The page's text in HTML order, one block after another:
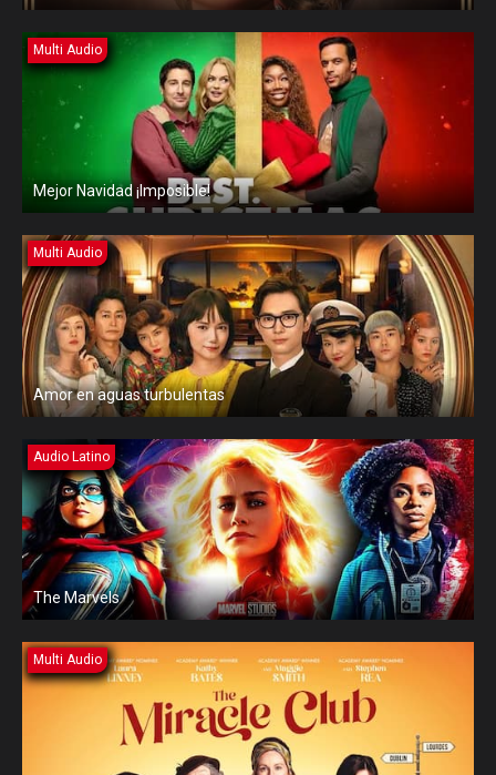
Multi Audio
Mejor Navidad ¡Imposible!
Multi Audio
Amor en aguas turbulentas
Audio Latino
The Marvels
Multi Audio